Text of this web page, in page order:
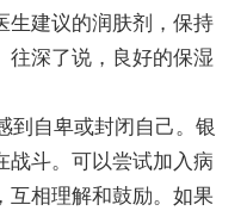
生建议的润肤剂，保持
往深了说，良好的保湿
到自卑或封闭自己。银
战斗。可以尝试加入病
互相理解和鼓励。如果